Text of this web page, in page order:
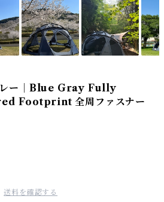
ー｜Blue Gray Fully
Footprint 全周ファスナー
送料を確認する